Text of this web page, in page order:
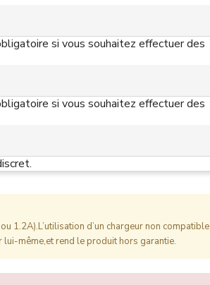
si vous souhaitez effectuer des
si vous souhaitez effectuer des
1.2A).L’utilisation d’un chargeur non compatible
lui-même,et rend le produit hors garantie.